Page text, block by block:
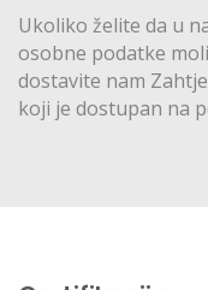
Ukoliko želite da u
osobne podatke
dostavite nam
koji je dostupan na